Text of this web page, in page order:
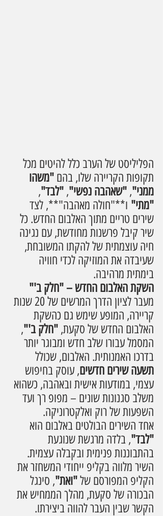
הפליליסט של הערב כלל להיטים מכל
תקופות הקריירה שלו, בהם "משהו
ממני", "שאהבה נפשי", "לבד",
"מתי" ו**"חולה מאהבה"**, לצד
שירים טריים מתוך האלבום החדש. כל
שיר קיבל פרשנות מחודשת, עם נגינה
חיה עוצמתית של להקתו המשובחת,
שעיבדה את המוזיקה לכדי חוויה
בימתית מרהיבה.
השקת האלבום החדש – "חלק ב'"
מעבר לציון הדרך המרשים של 20 שנות
קריירה, המופע שימש גם כהשקת
האלבום החדש של סקעת, "חלק ב'",
המסמל עבורו שלב חדש ומבוגר יותר
בדרכו האמנותית. האלבום, שכולל
תשעה שירים חדשים, עוסק בחיפוש
עצמי, במודעות אישית ובאהבה, כשהוא
משלב סגנונות שונים – מפופ רך ועד
השפעות של רוק ואלקטרוניקה.
אחד השירים הבולטים באלבום הוא
"לבד", בלדה מרגשת שנוגעת
בהתבוננות פנימית ובקבלה עצמית.
השיר מלווה בקליפ ייחודי המשחזר את
הקליפ המפורסם של "ואת", סינגל
הבכורה של סקעת, מהלך הממחיש את
הקשר שבין העבר להווה ביצירתו.